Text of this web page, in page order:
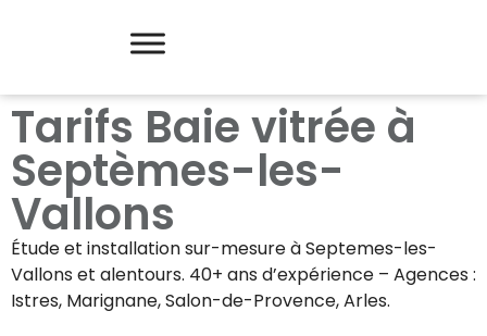
Tarifs Baie vitrée à
Septèmes-les-
Vallons
Étude et installation sur-mesure àSeptemes-les-
Vallons et alentours. 40+ ans d’expérience – Agences :
Istres, Marignane, Salon-de-Provence, Arles.